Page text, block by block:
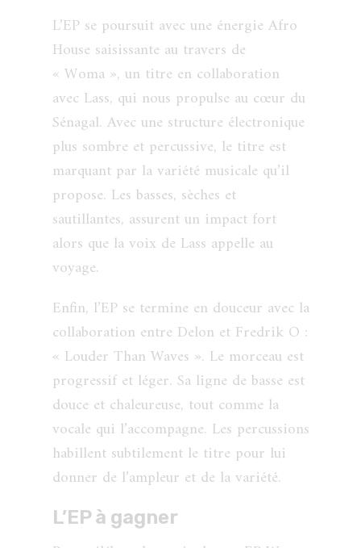
L’EP se poursuit avec une énergie Afro
House saisissante au travers de
« Woma », un titre en collaboration
avec Lass, qui nous propulse au cœur du
Sénagal. Avec une structure électronique
plus sombre et percussive, le titre est
marquant par la variété musicale qu’il
propose. Les basses, sèches et
sautillantes, assurent un impact fort
alors que la voix de Lass appelle au
voyage.
Enfin, l’EP se termine en douceur avec la
collaboration entre Delon et Fredrik O :
« Louder Than Waves ». Le morceau est
progressif et léger. Sa ligne de basse est
douce et chaleureuse, tout comme la
vocale qui l’accompagne. Les percussions
habillent subtilement le titre pour lui
donner de l’ampleur et de la variété.
L’EP à gagner